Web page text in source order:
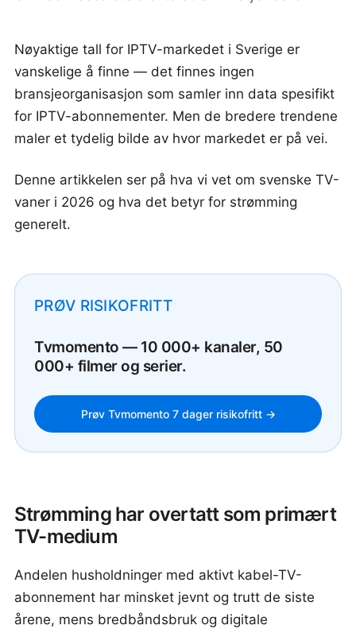
Nøyaktige tall for IPTV-markedet i Sverige er
vanskelige å finne — det finnes ingen
bransjeorganisasjon som samler inn data spesifikt
for IPTV-abonnementer. Men de bredere trendene
maler et tydelig bilde av hvor markedet er på vei.
Denne artikkelen ser på hva vi vet om svenske TV-
vaner i 2026 og hva det betyr for strømming
generelt.
PRØV RISIKOFRITT
Tvmomento — 10 000+ kanaler, 50
000+ filmer og serier.
Prøv Tvmomento 7 dager risikofritt →
Strømming har overtatt som primært
TV-medium
Andelen husholdninger med aktivt kabel-TV-
abonnement har minsket jevnt og trutt de siste
årene, mens bredbåndsbruk og digitale